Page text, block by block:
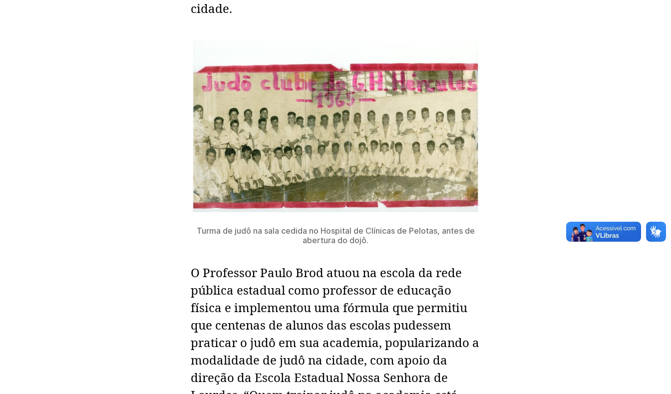
cidade.
Turma de judô na sala cedida no Hospital de Clínicas de Pelotas, antes de
abertura do dojô.
O Professor Paulo Brod atuou na escola da rede
pública estadual como professor de educação
física e implementou uma fórmula que permitiu
que centenas de alunos das escolas pudessem
praticar o judô em sua academia, popularizando a
modalidade de judô na cidade, com apoio da
direção da Escola Estadual Nossa Senhora de